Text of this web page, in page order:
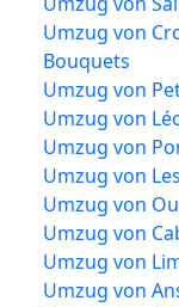
Umzug von
Bouquets
Umzug von
Umzug von
Umzug von
Umzug von
Umzug von
Umzug von
Umzug von
Umzug von